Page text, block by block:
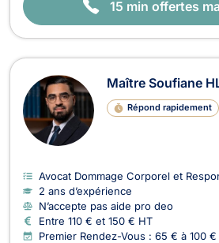
15 min offertes
Maître Soufiane
Répond rapidement
Avocat Dommage Corporel et
2 ans d’expérience
N’accepte pas aide pro deo
Entre 110 € et 150 € HT
Premier Rendez-Vous : 65 € à 100 €